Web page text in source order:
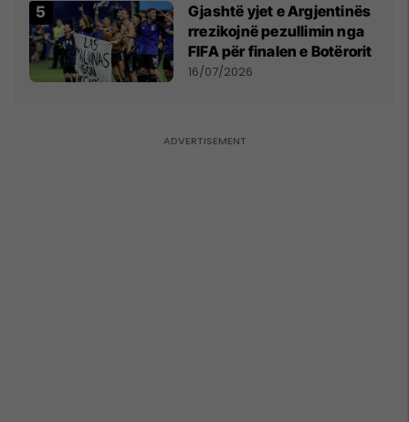
Gjashtë yjet e Argjentinës
rrezikojnë pezullimin nga
FIFA për finalen e Botërorit
16/07/2026